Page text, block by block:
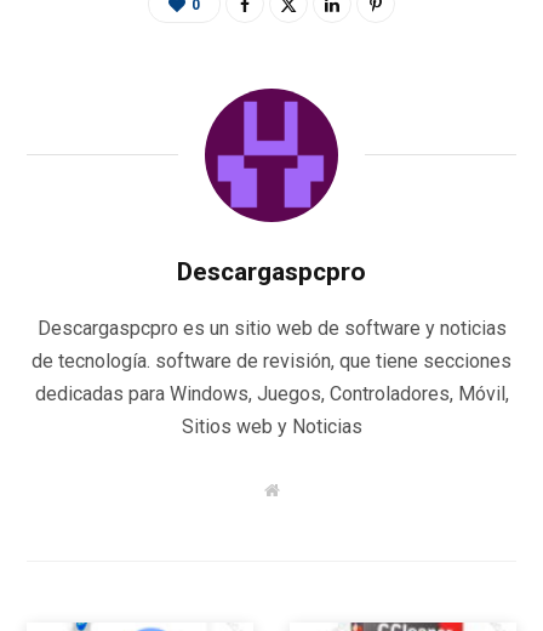
0
Descargaspcpro
Descargaspcpro es un sitio web de software y noticias
de tecnología. software de revisión, que tiene secciones
dedicadas para Windows, Juegos, Controladores, Móvil,
Sitios web y Noticias
W